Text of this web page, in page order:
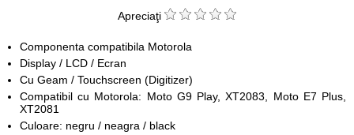
Apreciaţi
Componenta compatibila Motorola
Display / LCD / Ecran
Cu Geam / Touchscreen (Digitizer)
Compatibil cu Motorola: Moto G9 Play, XT2083, Moto E7 Plus,
XT2081
Culoare: negru / neagra / black